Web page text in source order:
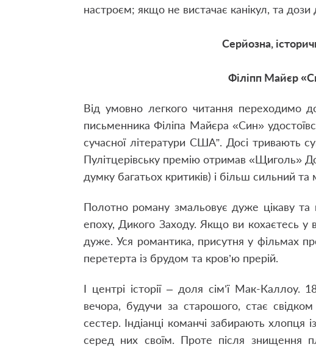
настроєм; якщо не вистачає канікул, та дози
Серйозна,
Філіпп Майєр
Від умовно легкого читання переходимо
письменника Філіпа Майєра «Син»
сучасної літератури США”. Досі тривають
Пулітцерівську премію отримав «Щиголь»
думку багатьох критиків) і більш сильний
Полотно роману змальовує дуже цікаву та
епоху, Дикого Заходу. Якщо ви кохаєтесь у
дуже. Уся романтика, присутня у фільмах
перетерта із брудом та кров’ю прерій.
І центрі історії – доля сім’ї Мак-Каллоу.
вечора, будучи за старошого, стає
сестер. Індіанці команчі забирають хлопця
серед них своїм. Проте після знищення